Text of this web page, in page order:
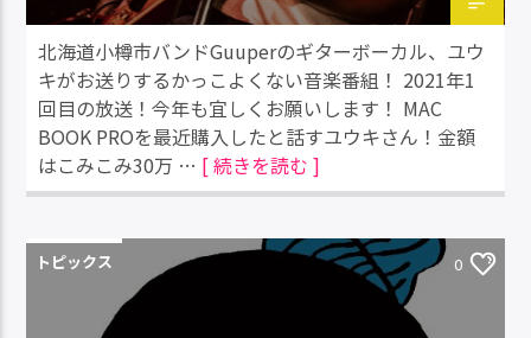
北海道小樽市バンドGuuperのギターボーカル、ユウ
キがお送りするかっこよくない音楽番組！ 2021年1
回目の放送！今年も宜しくお願いします！ MAC
BOOK PROを最近購入したと話すユウキさん！金額
はこみこみ30万 … [ 続きを読む ]
トピックス 0